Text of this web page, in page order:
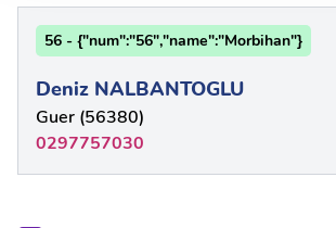
notre site avec nos partenaires de
publicité et d'analyse, qui peuvent
avec d'autres informations que vous leur
ou qu'ils ont collectées lors de votre
services.
56 - {"num":"56","name":"Morbihan"}
Deniz NALBANTOGLU
Guer (56380)
0297757030